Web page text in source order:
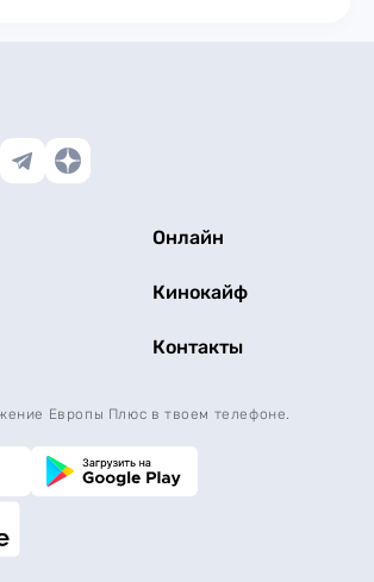
Онлайн
Кинокайф
Контакты
Европы Плюс в твоем телефоне.